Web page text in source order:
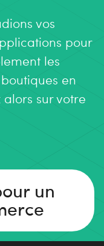
vos
pour
les
en
alors sur votre
un